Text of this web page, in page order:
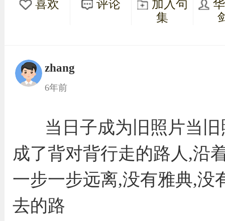
喜欢 评论
加入句
集
zhang
6年前
当日子成为旧照片当
成了背对背行走的路人,沿
一步一步远离,没有雅典,没
去的路